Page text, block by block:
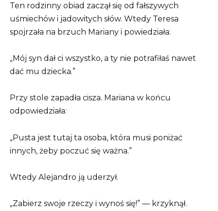
Ten rodzinny obiad zaczął się od fałszywych
uśmiechów i jadowitych słów. Wtedy Teresa
spojrzała na brzuch Mariany i powiedziała:
„Mój syn dał ci wszystko, a ty nie potrafiłaś nawet
dać mu dziecka.”
Przy stole zapadła cisza. Mariana w końcu
odpowiedziała:
„Pusta jest tutaj ta osoba, która musi poniżać
innych, żeby poczuć się ważna.”
Wtedy Alejandro ją uderzył.
„Zabierz swoje rzeczy i wynoś się!” — krzyknął.